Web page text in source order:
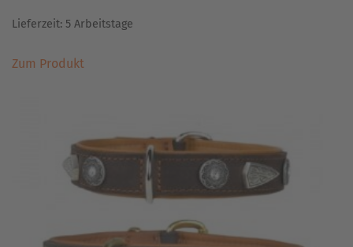
Lieferzeit: 5 Arbeitstage
Zum ProduktProdukt
auf.
Die
Optionen
können
der